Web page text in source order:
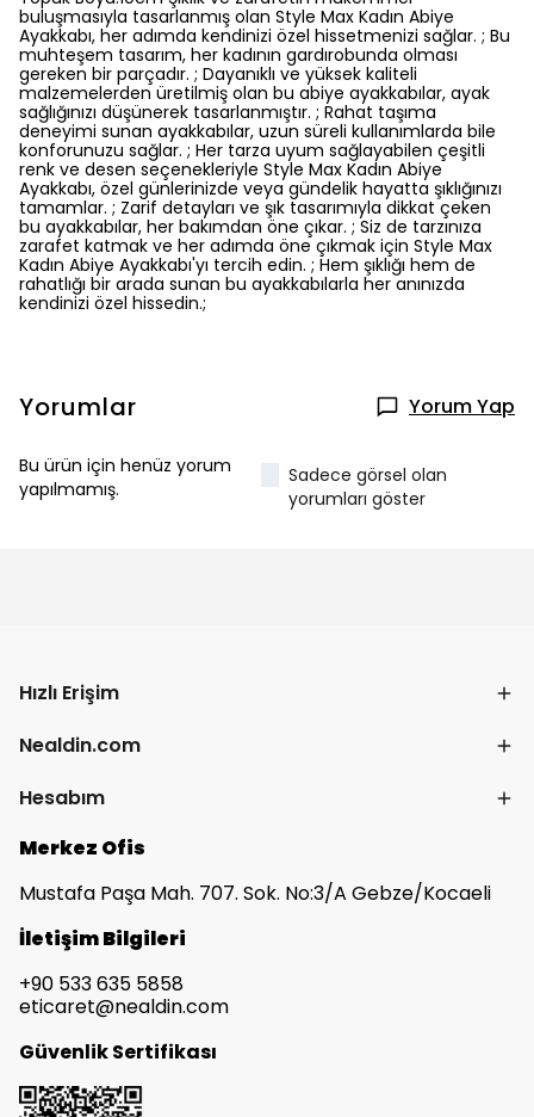
buluşmasıyla tasarlanmış olan Style Max Kadın Abiye
Ayakkabı, her adımda kendinizi özel hissetmenizi sağlar. ; Bu
muhteşem tasarım, her kadının gardırobunda olması
gereken bir parçadır. ; Dayanıklı ve yüksek kaliteli
malzemelerden üretilmiş olan bu abiye ayakkabılar, ayak
sağlığınızı düşünerek tasarlanmıştır. ; Rahat taşıma
deneyimi sunan ayakkabılar, uzun süreli kullanımlarda bile
konforunuzu sağlar. ; Her tarza uyum sağlayabilen çeşitli
renk ve desen seçenekleriyle Style Max Kadın Abiye
Ayakkabı, özel günlerinizde veya gündelik hayatta şıklığınızı
tamamlar. ; Zarif detayları ve şık tasarımıyla dikkat çeken
bu ayakkabılar, her bakımdan öne çıkar. ; Siz de tarzınıza
zarafet katmak ve her adımda öne çıkmak için Style Max
Kadın Abiye Ayakkabı'yı tercih edin. ; Hem şıklığı hem de
rahatlığı bir arada sunan bu ayakkabılarla her anınızda
kendinizi özel hissedin.;
Yorumlar Yorum Yap
Bu ürün için henüz yorum
yapılmamış.
Sadece görsel olan
yorumları göster
Hızlı Erişim
Nealdin.com
Hesabım
Merkez Ofis
Mustafa Paşa Mah. 707. Sok. No:3/A Gebze/Kocaeli
İletişim Bilgileri
+90 533 635 5858
eticaret@nealdin.com
Güvenlik Sertifikası